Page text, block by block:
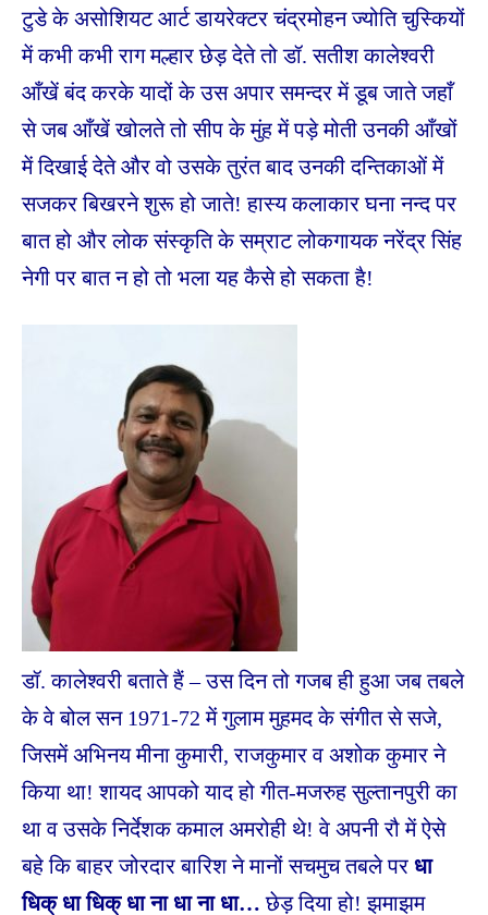
टुडे के असोशियट आर्ट डायरेक्टर चंद्रमोहन ज्योति चुस्कियों
में कभी कभी राग मल्हार छेड़ देते तो डॉ. सतीश कालेश्वरी
आँखें बंद करके यादों के उस अपार समन्दर में डूब जाते जहाँ
से जब आँखें खोलते तो सीप के मुंह में पड़े मोती उनकी आँखों
में दिखाई देते और वो उसके तुरंत बाद उनकी दन्तिकाओं में
सजकर बिखरने शुरू हो जाते! हास्य कलाकार घना नन्द पर
बात हो और लोक संस्कृति के सम्राट लोकगायक नरेंद्र सिंह
नेगी पर बात न हो तो भला यह कैसे हो सकता है!
डॉ. कालेश्वरी बताते हैं – उस दिन तो गजब ही हुआ जब तबले
के वे बोल सन 1971-72 में गुलाम मुहमद के संगीत से सजे,
जिसमें अभिनय मीना कुमारी, राजकुमार व अशोक कुमार ने
किया था! शायद आपको याद हो गीत-मजरुह सुल्तानपुरी का
था व उसके निर्देशक कमाल अमरोही थे! वे अपनी रौ में ऐसे
बहे कि बाहर जोरदार बारिश ने मानों सचमुच तबले पर धा
धिक् धा धिक् धा ना धा ना धा… छेड़ दिया हो! झमाझम